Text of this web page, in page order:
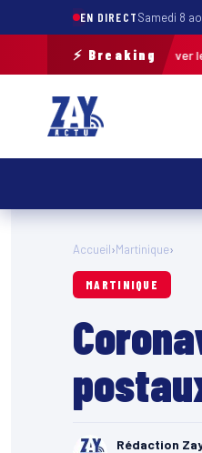
EN DIRECTSamedi 8
⚡ Breaking
terrain pour retrouver les
Accueil›Martinique›
MARTINIQUE
Rédaction